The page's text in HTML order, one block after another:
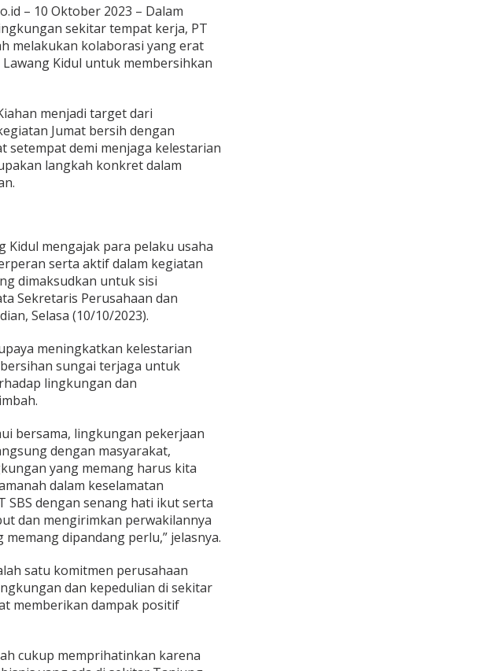
– 10 Oktober 2023 – Dalam
sekitar tempat kerja, PT
melakukan kolaborasi yang erat
Kidul untuk membersihkan
menjadi target dari
Jumat bersih dengan
setempat demi menjaga kelestarian
langkah konkret dalam
Kidul mengajak para pelaku usaha
serta aktif dalam kegiatan
dimaksudkan untuk sisi
Sekretaris Perusahaan dan
Selasa (10/10/2023).
meningkatkan kelestarian
sungai terjaga untuk
lingkungan dan
bersama, lingkungan pekerjaan
dengan masyarakat,
yang memang harus kita
dalam keselamatan
dengan senang hati ikut serta
dan mengirimkan perwakilannya
dipandang perlu,” jelasnya.
satu komitmen perusahaan
dan kepedulian di sekitar
memberikan dampak positif
cukup memprihatinkan karena